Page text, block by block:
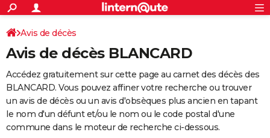
ACTUALITÉS
Politique
Société
Faits Divers
Education
Monde
Villes
+
SPORT
Coupe du monde 2026
Football
Tennis
Cyclisme
Rugby
Forum
Programme TV
TNT
Streaming
Cinéma
Sorties cinéma
Musique
+
FINANCE
Impôts
Immobilier
Risques naturels par ville
Banque
Assurance
Crédit
AUTO
Essais
Réserver un essai
Citadines
Berlines
SUV
Forum auto
+
Avis de décès
Avis de décès BLANCARD
Accédez gratuitement sur cette page au carnet des décès des
BLANCARD. Vous pouvez affiner votre recherche ou trouver
un avis de décès ou un avis d'obsèques plus ancien en tapant
le nom d'un défunt et/ou le nom ou le code postal d'une
commune dans le moteur de recherche ci-dessous.